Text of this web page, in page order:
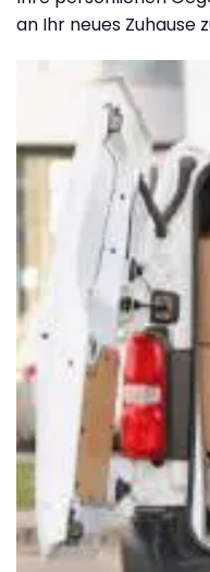
an Ihr neues Zuhause